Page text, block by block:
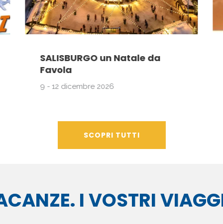
SALISBURGO un Natale da
Favola
9 - 12 dicembre 2026
SCOPRI TUTTI
I VOSTRI